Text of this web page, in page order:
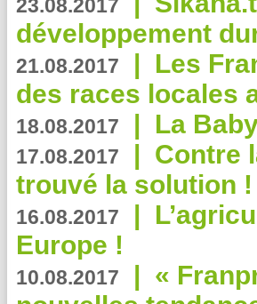
23.08.2017
développement
21.08.2017 | Les
des races locales
18.08.2017 | La
17.08.2017 | Contre
trouvé la solution !
16.08.2017 |
Europe !
10.08.2017 | «